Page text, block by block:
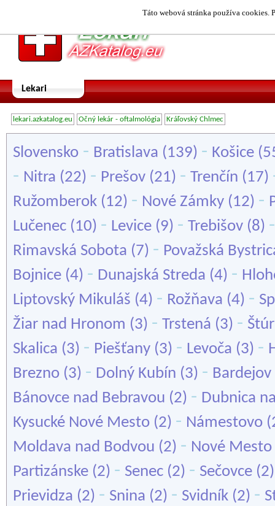
Táto webová stránka používa cookies.
Lekari
lekari.azkatalog.eu Očný lekár - oftalmológia Kráľovský Chlmec
Slovensko - Bratislava (139) - Košice
- Nitra (22) - Prešov (21) - Trenčín (17)
Ružomberok (12) - Nové Zámky (12) -
Lučenec (10) - Levice (9) - Trebišov (8)
Rimavská Sobota (7) - Považská
Bojnice (4) - Dunajská Streda (4) -
Liptovský Mikuláš (4) - Rožňava (4) -
Žiar nad Hronom (3) - Trstená (3) -
Skalica (3) - Piešťany (3) - Levoča (3) -
Brezno (3) - Dolný Kubín (3) - Bardejov
Bánovce nad Bebravou (2) - Dubnica
Kysucké Nové Mesto (2) - Námestovo
Moldava nad Bodvou (2) - Nové
Partizánske (2) - Senec (2) - Sečovce
Prievidza (2) - Snina (2) - Svidník (2) -